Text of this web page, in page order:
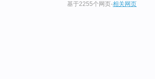
基于2255个网页-相关网页